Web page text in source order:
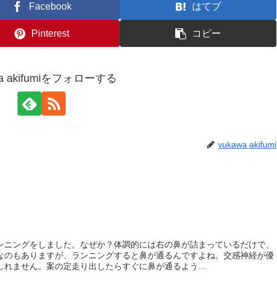
Facebook はてブ
Pinterest コピー
akifumiをフォローする
yukawa akifumi
ングをしました。なぜか？体調的には右の鼻が詰まっているだけで、
のもありますが、ランニングすると鼻が通るんですよね。交感神経が優
れません。案の定走り出したらすぐに鼻が通るよう...